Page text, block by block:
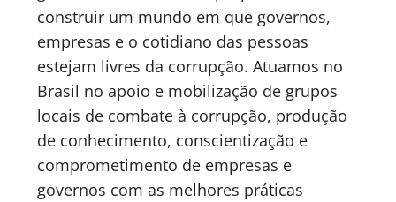
construir um mundo em que governos,
empresas e o cotidiano das pessoas
estejam livres da corrupção. Atuamos no
Brasil no apoio e mobilização de grupos
locais de combate à corrupção, produção
de conhecimento, conscientização e
comprometimento de empresas e
governos com as melhores práticas